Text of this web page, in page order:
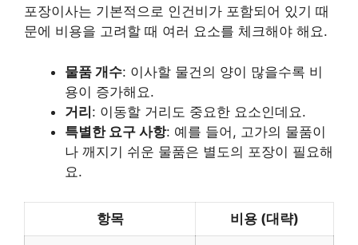
포장이사는 기본적으로 인건비가 포함되어 있기 때
문에 비용을 고려할 때 여러 요소를 체크해야 해요.
물품 개수: 이사할 물건의 양이 많을수록 비
용이 증가해요.
거리: 이동할 거리도 중요한 요소인데요.
특별한 요구 사항: 예를 들어, 고가의 물품이
나 깨지기 쉬운 물품은 별도의 포장이 필요해
요.
항목 비용 (대략)